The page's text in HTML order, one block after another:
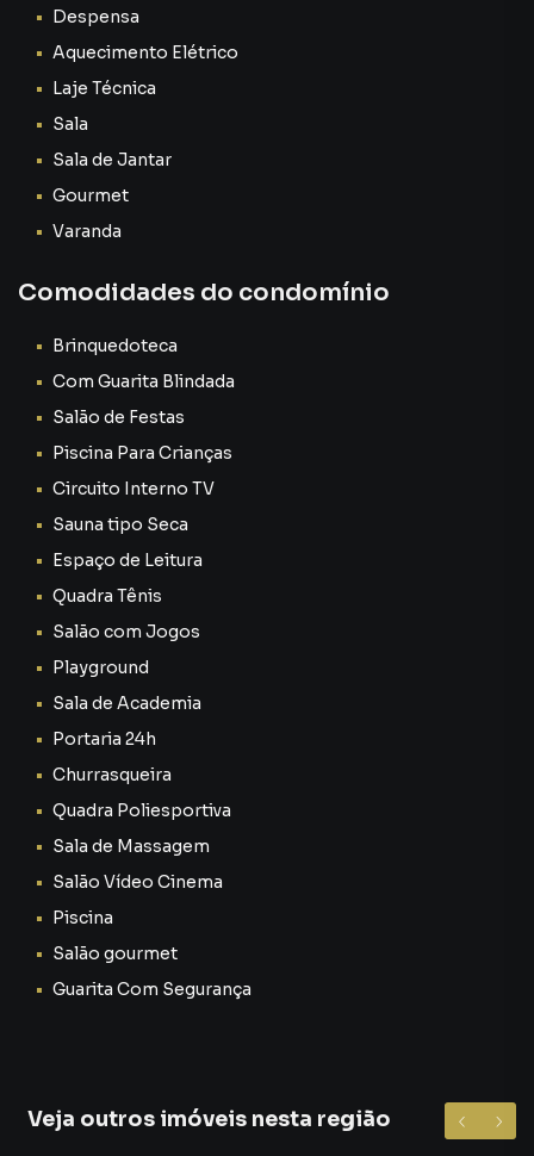
Despensa
Aquecimento Elétrico
Laje Técnica
Sala
Sala de Jantar
Gourmet
Varanda
Comodidades do condomínio
Brinquedoteca
Com Guarita Blindada
Salão de Festas
Piscina Para Crianças
Circuito Interno TV
Sauna tipo Seca
Espaço de Leitura
Quadra Tênis
Salão com Jogos
Playground
Sala de Academia
Portaria 24h
Churrasqueira
Quadra Poliesportiva
Sala de Massagem
Salão Vídeo Cinema
Piscina
Salão gourmet
Guarita Com Segurança
Veja outros imóveis nesta região